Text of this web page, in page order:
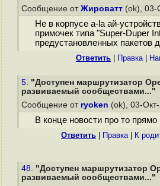
Сообщение от Жироватт (ok), 03-
Не в корпусе a-la ай-
примочек типа "Super-Duper
предустановленных пакетов
Ответить Правка|
5. "Доступен маршрутизатор
развиваемый сообществами..."
Сообщение от ryoken (ok), 03-
В конце новости про то прямо
Ответить Правка| К
48. "Доступен маршрутизатор
развиваемый сообществами..."